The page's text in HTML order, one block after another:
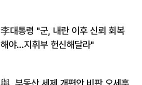
李대통령 "군, 내란 이후 신뢰 회복
해야…지휘부 헌신해달라"